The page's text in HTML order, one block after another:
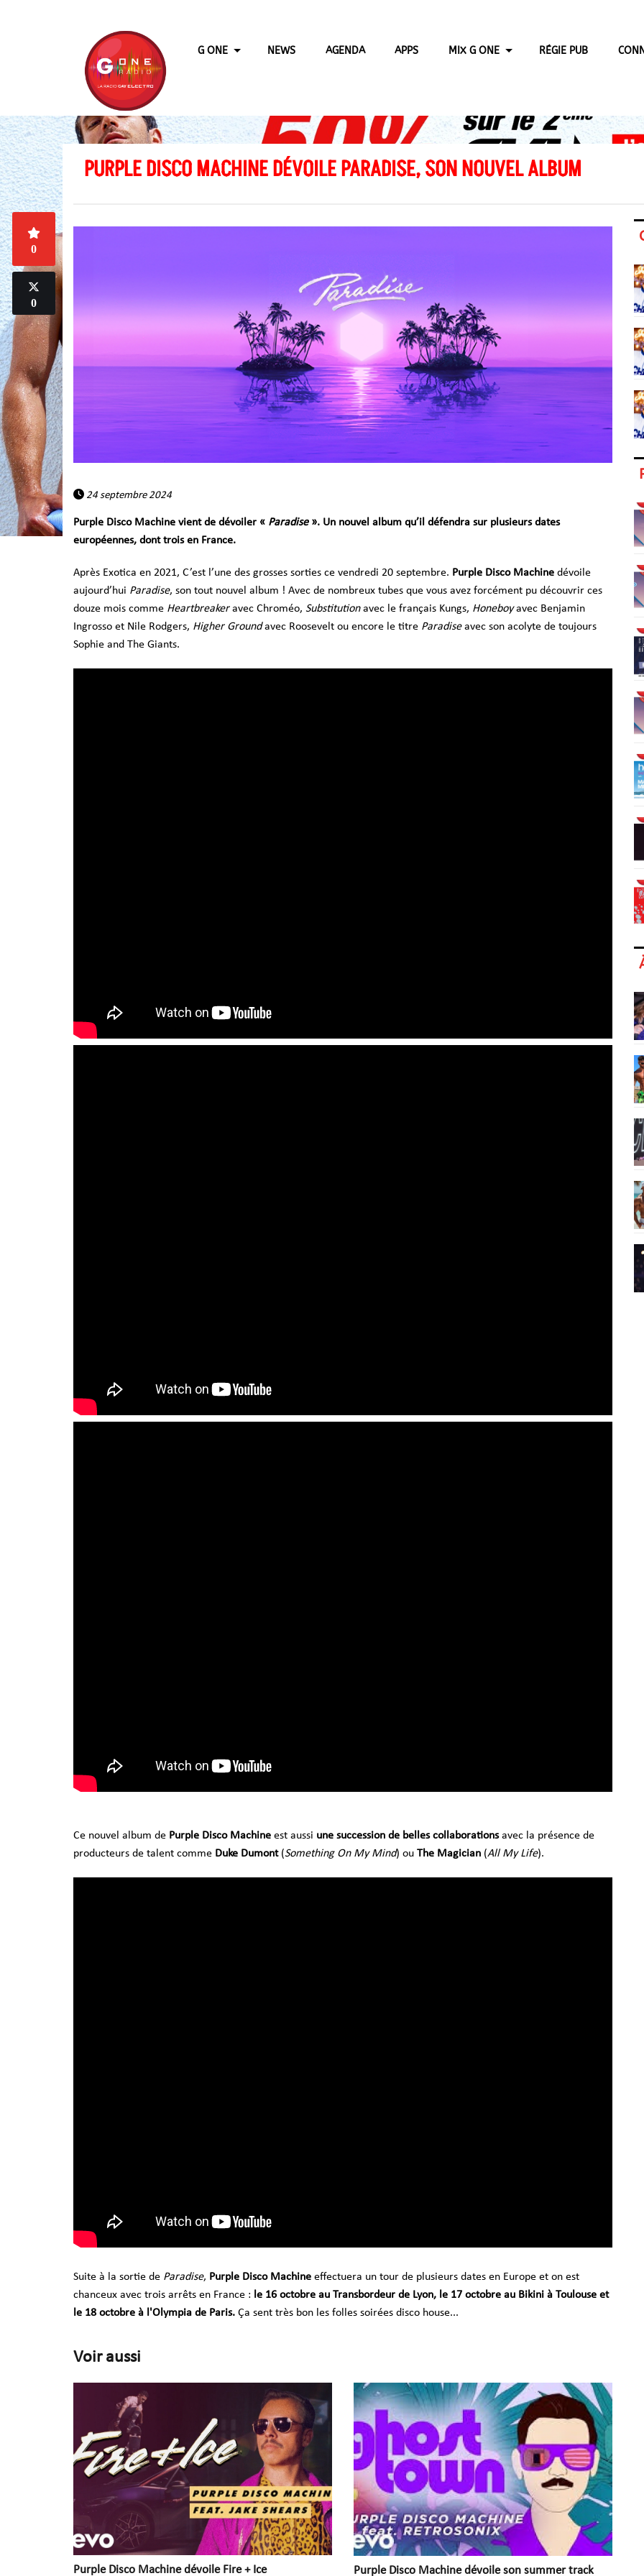
G ONE NEWS AGENDA APPS MIX G ONE RÉGIE PUB
PURPLE DISCO MACHINE DÉVOILE PARADISE, SON NOUVEL ALBUM
0
0
24 septembre 2024
Purple Disco Machine vient de dévoiler « Paradise». Un nouvel album qu’il défendra sur plusieurs dates
européennes, dont trois en France.
Après Exotica en 2021, C’est l’une des grosses sorties ce vendredi 20 septembre. Purple Disco Machine dévoile
aujourd’hui Paradise, son tout nouvel album ! Avec de nombreux tubes que vous avez forcément pu découvrir ces
douze mois comme Heartbreakeravec Chroméo, Substitutionavec le français Kungs, Honeboy avec Benjamin
Ingrosso et Nile Rodgers, Higher Groundavec Roosevelt ou encore le titre Paradise avec son acolyte de toujours
Sophie and The Giants.
Ce nouvel album de Purple Disco Machine est aussi une succession de belles collaborationsavec la présence de
producteurs de talent comme Duke Dumont (Something On My Mind) ou The Magician (All My Life).
Suite à la sortie de Paradise, Purple Disco Machine effectuera un tour de plusieurs dates en Europe et on est
chanceux avec trois arrêts en France : le 16 octobre au Transbordeur de Lyon, le 17 octobre au Bikini à Toulouse et
le 18 octobre à l'Olympia de Paris. Ça sent très bon les folles soirées disco house...
Voir aussi
Purple Disco Machine dévoile Fire + Ice Purple Disco Machine dévoile son summer track